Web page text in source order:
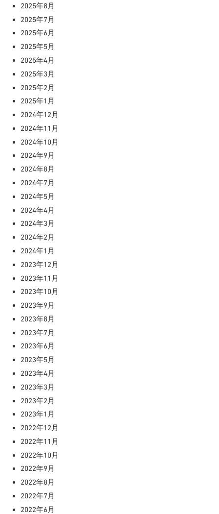
2025年8月
2025年7月
2025年6月
2025年5月
2025年4月
2025年3月
2025年2月
2025年1月
2024年12月
2024年11月
2024年10月
2024年9月
2024年8月
2024年7月
2024年5月
2024年4月
2024年3月
2024年2月
2024年1月
2023年12月
2023年11月
2023年10月
2023年9月
2023年8月
2023年7月
2023年6月
2023年5月
2023年4月
2023年3月
2023年2月
2023年1月
2022年12月
2022年11月
2022年10月
2022年9月
2022年8月
2022年7月
2022年6月